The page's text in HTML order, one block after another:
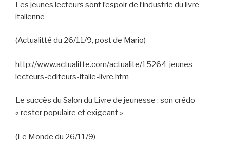
Les jeunes lecteurs sont l’espoir de l’industrie du livre
italienne
(Actualitté du 26/11/9, post de Mario)
http://www.actualitte.com/actualite/15264-jeunes-
lecteurs-editeurs-italie-livre.htm
Le succès du Salon du Livre de jeunesse : son crédo
« rester populaire et exigeant »
(Le Monde du 26/11/9)